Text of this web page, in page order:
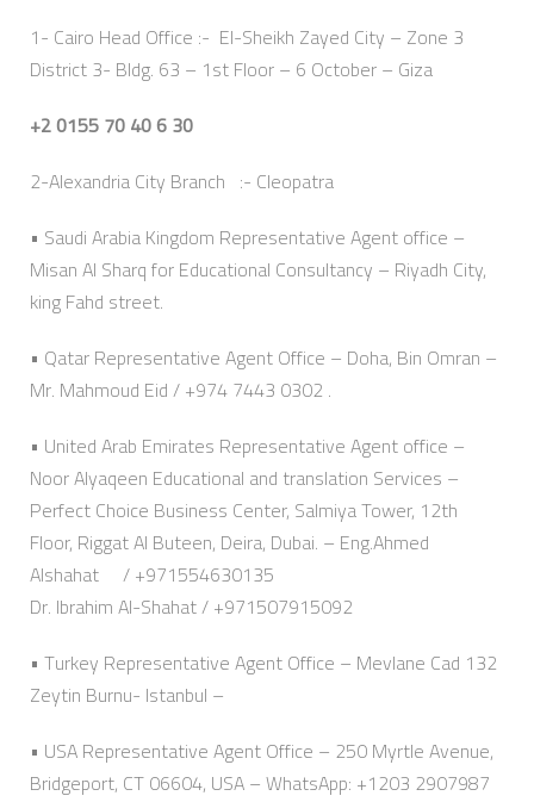
1- Cairo Head Office :- El-Sheikh Zayed City – Zone 3
District 3- Bldg. 63 – 1st Floor – 6 October – Giza
+2 0155 70 40 6 30
2-Alexandria City Branch :- Cleopatra
• Saudi Arabia Kingdom Representative Agent office –
Misan Al Sharq for Educational Consultancy – Riyadh City,
king Fahd street.
• Qatar Representative Agent Office – Doha, Bin Omran –
Mr. Mahmoud Eid / +974 7443 0302 .
• United Arab Emirates Representative Agent office –
Noor Alyaqeen Educational and translation Services –
Perfect Choice Business Center, Salmiya Tower, 12th
Floor, Riggat Al Buteen, Deira, Dubai. – Eng.Ahmed
Alshahat / +971554630135
Dr. Ibrahim Al-Shahat / +971507915092
• Turkey Representative Agent Office – Mevlane Cad 132
Zeytin Burnu- Istanbul –
• USA Representative Agent Office – 250 Myrtle Avenue,
Bridgeport, CT 06604, USA – WhatsApp: +1203 2907987